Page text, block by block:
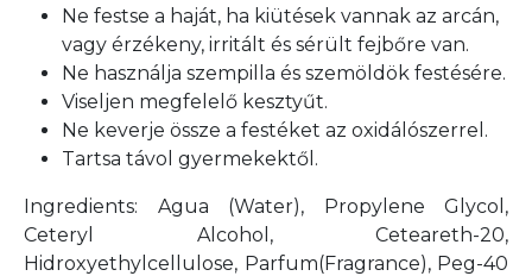
Ne festse a haját, ha kiütések vannak az arcán,
vagy érzékeny, irritált és sérült fejbőre van.
Ne használja szempilla és szemöldök festésére.
Viseljen megfelelő kesztyűt.
Ne keverje össze a festéket az oxidálószerrel.
Tartsa távol gyermekektől.
Ingredients: Agua (Water), Propylene Glycol,
Ceteryl Alcohol, Ceteareth-20,
Hidroxyethylcellulose, Parfum(Fragrance), Peg-40